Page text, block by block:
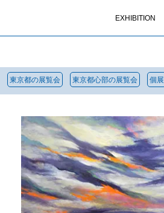
EXHIBITION
東京都の展覧会 東京都心部の展覧会 個展